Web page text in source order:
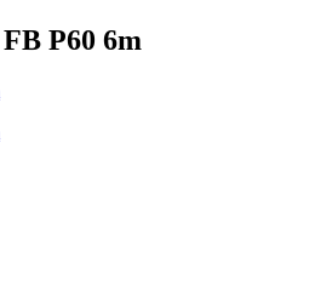
P60 6m